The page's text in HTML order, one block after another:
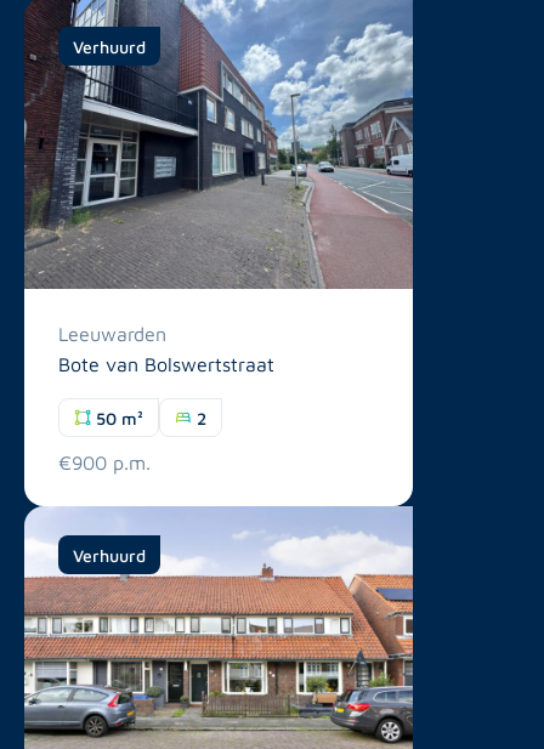
Verhuurd
Leeuwarden
Bote van Bolswertstraat
50 m² 2
€900 p.m.
Verhuurd